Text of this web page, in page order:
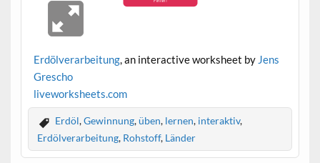
Erdölverarbeitung, an interactive worksheet by Jens
Grescho
liveworksheets.com
Erdöl,Gewinnung,üben, lernen, interaktiv,
Erdölverarbeitung, Rohstoff, Länder